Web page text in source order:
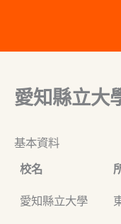
愛知縣立大
基本資料
校名
愛知縣立大學